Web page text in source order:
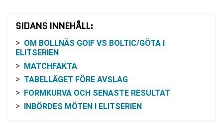
SIDANS INNEHÅLL:
OM BOLLNÄS GOIF VS BOLTIC/GÖTA I
ELITSERIEN
MATCHFAKTA
TABELLÄGET FÖRE AVSLAG
FORMKURVA OCH SENASTE RESULTAT
INBÖRDES MÖTEN I ELITSERIEN